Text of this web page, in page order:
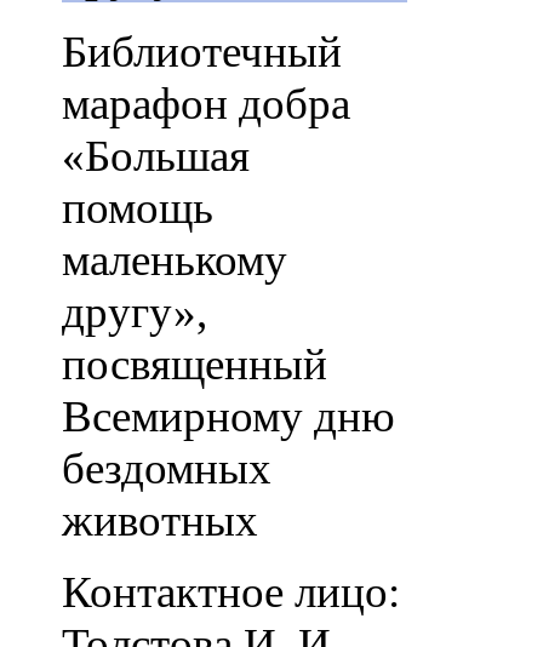
Библиотечный
марафон добра
«Большая
помощь
маленькому
другу»,
посвященный
Всемирному дню
бездомных
животных
Контактное лицо: